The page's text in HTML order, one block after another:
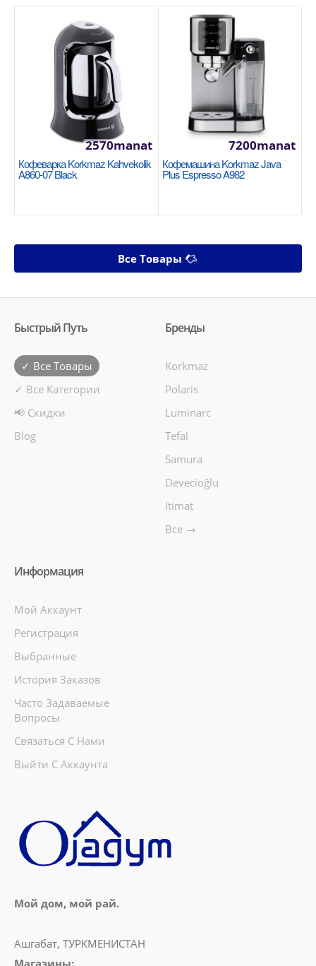
Кофеварка Korkmaz Kahvekolik
A860-07 Black
2570manat
Кофемашина Korkmaz Java
Plus Espresso A982
7200manat
Все Товары
Быстрый Путь
✓ Все Товары
✓ Все Категории
📢 Скидки
Blog
Бренды
Korkmaz
Polaris
Luminarc
Tefal
Samura
Devecioğlu
Itimat
Все →
Информация
Мой Аккаунт
Регистрация
Выбранные
История Заказов
Часто Задаваемые
Вопросы
Связаться С Нами
Выйти С Аккаунта
Мой дом, мой рай.
Ашгабат, ТУРКМЕНИСТАН
Магазины: